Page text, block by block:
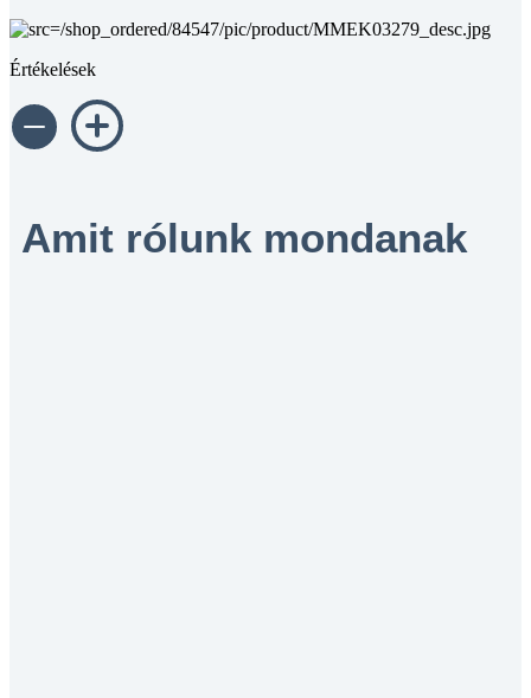
Értékelések
Amit rólunk mondanak